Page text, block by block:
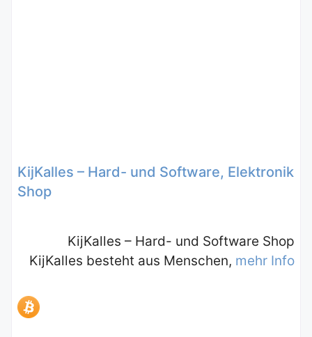
KijKalles – Hard- und Software, Elektronik
Shop
KijKalles – Hard- und Software Shop
KijKalles besteht aus Menschen, mehr Info